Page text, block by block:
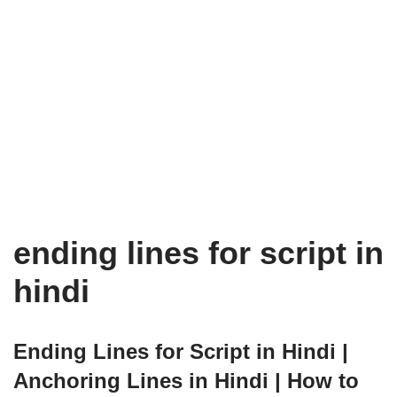
ending lines for script in
hindi
Ending Lines for Script in Hindi |
Anchoring Lines in Hindi | How to